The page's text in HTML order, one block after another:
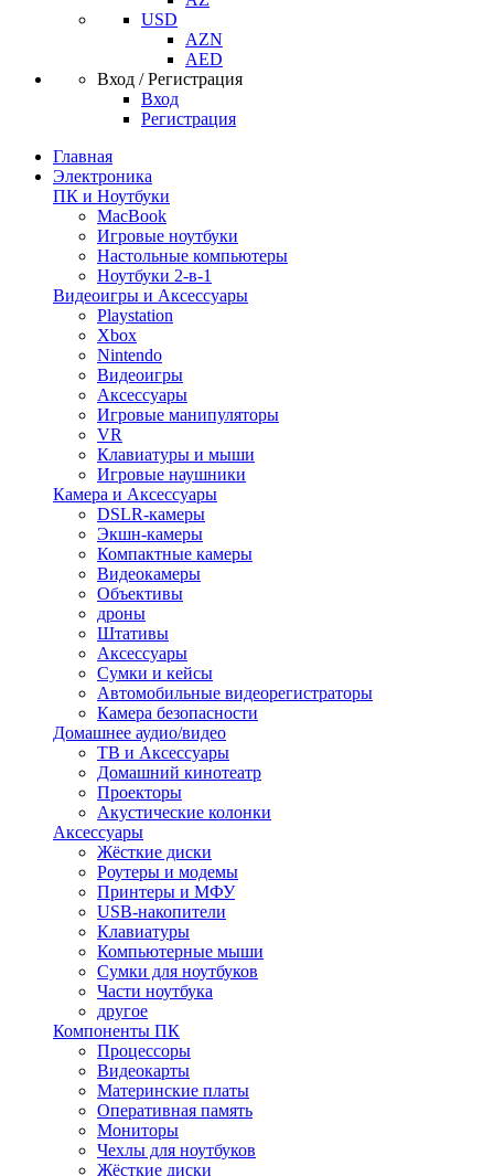
USD
AZN
AED
Вход / Регистрация
Вход
Регистрация
Главная
Электроника
ПК и Ноутбуки
MacBook
Игровые ноутбуки
Настольные компьютеры
Ноутбуки 2-в-1
Видеоигры и Аксессуары
Playstation
Xbox
Nintendo
Видеоигры
Аксессуары
Игровые манипуляторы
VR
Клавиатуры и мыши
Игровые наушники
Камера и Аксессуары
DSLR-камеры
Экшн-камеры
Компактные камеры
Видеокамеры
Объективы
дроны
Штативы
Аксессуары
Сумки и кейсы
Автомобильные видеорегистраторы
Камера безопасности
Домашнее аудио/видео
ТВ и Аксессуары
Домашний кинотеатр
Проекторы
Акустические колонки
Аксессуары
Жёсткие диски
Роутеры и модемы
Принтеры и МФУ
USB-накопители
Клавиатуры
Компьютерные мыши
Сумки для ноутбуков
Части ноутбука
другое
Компоненты ПК
Процессоры
Видеокарты
Материнские платы
Оперативная память
Мониторы
Чехлы для ноутбуков
Жёсткие диски